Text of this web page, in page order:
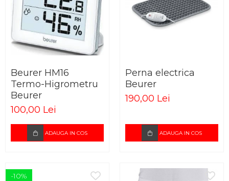
Beurer HM16
Termo-Higrometru
Beurer
100,00 Lei
ADAUGA IN COS
Perna electrica
Beurer
190,00 Lei
ADAUGA IN COS
-10%